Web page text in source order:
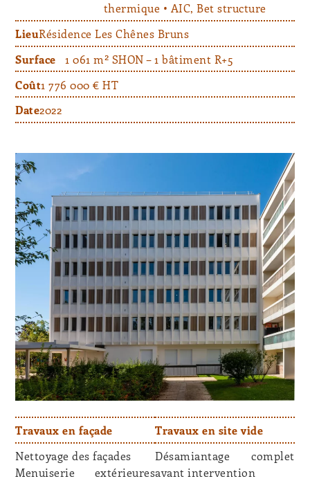
thermique • AIC, Bet structure
LieuRésidence Les Chênes Bruns
Surface
1 061 m² SHON – 1 bâtiment R+5
Coût1 776 000 € HT
Date2022
Travaux en façade
Nettoyage des façades
Menuiserie extérieures
Travaux en site vide
Désamiantage complet
avant intervention